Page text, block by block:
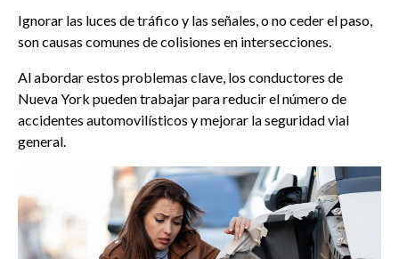
Ignorar las luces de tráfico y las señales, o no ceder el paso,
son causas comunes de colisiones en intersecciones.
Al abordar estos problemas clave, los conductores de
Nueva York pueden trabajar para reducir el número de
accidentes automovilísticos y mejorar la seguridad vial
general.